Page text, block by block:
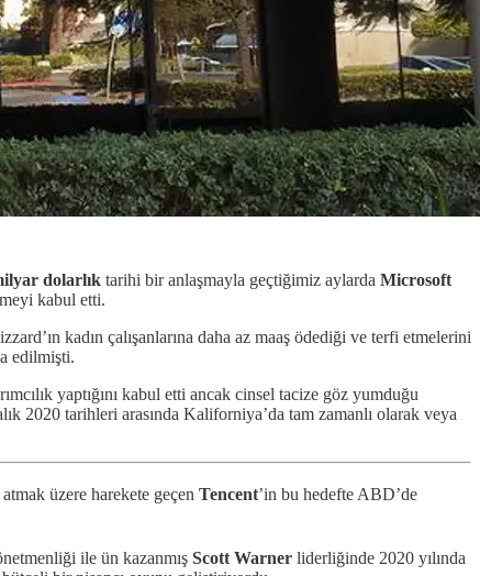
dolarlık tarihi bir anlaşmayla geçtiğimiz aylarda Microsoft
kabul etti.
kadın çalışanlarına daha az maaş ödediği ve terfi etmelerini
edilmişti.
yaptığını kabul etti ancak cinsel tacize göz yumduğu
2020 tarihleri arasında Kaliforniya’da tam zamanlı olarak veya
üzere harekete geçen Tencent’in bu hedefte ABD’de
ile ün kazanmış Scott Warner liderliğinde 2020 yılında